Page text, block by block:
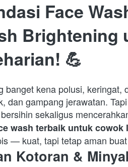
Face
💪
banget kena polusi,
dan gampang jerawatan.
sekaligus
wash terbaik untuk cowok
— kuat, tapi tetap aman
Kotoran &